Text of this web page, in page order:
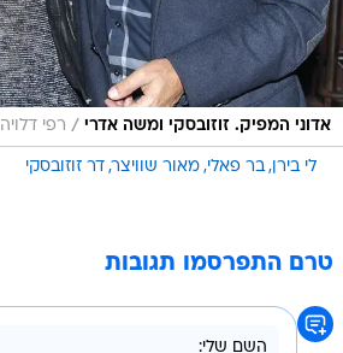
אדוני המפיק. זוזובסקי ומשה אדרי / רפי דלויה
לי בירן בר פאלי מאור שוויצר דר זוזובסקי
טרם התפרסמו תגובות